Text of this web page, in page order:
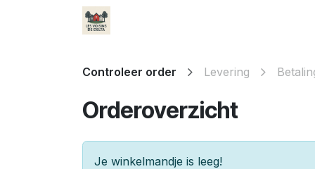
Overslaan naar inhoud
Controleer order Levering
Orderoverzicht
Je winkelmandje is leeg!